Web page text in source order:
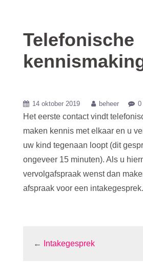
Telefonische
14 oktober 2019 beheer 0
Het eerste contact vindt
maken kennis met elkaar en u
uw kind tegenaan loopt (dit
ongeveer 15 minuten). Als u
vervolgafspraak wenst dan
afspraak voor een intakegesprek.
← Intakegesprek